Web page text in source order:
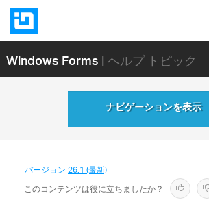
Windows Forms| ヘルプ トピック
ナビゲーションを表示
バージョン26.1 (最新)
このコンテンツは役に立ちましたか？